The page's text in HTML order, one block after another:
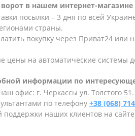
в нашем интернет-
посылки – 3 дня по всей
страны.
покупку через Приват24
цены на автоматические системы
информации по
офис: г. Черкассы ул. Толстого 51.
по телефону +38 (068)
поддержки наших клиентов на